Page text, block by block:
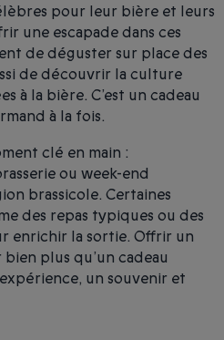
pour leur bière et leurs
une escapade dans ces
de déguster sur place des
de découvrir la culture
à la bière. C’est un cadeau
à la fois.
clé en main :
ou week-end
brassicole. Certaines
des repas typiques ou des
enrichir la sortie. Offrir un
plus qu’un cadeau
un souvenir et